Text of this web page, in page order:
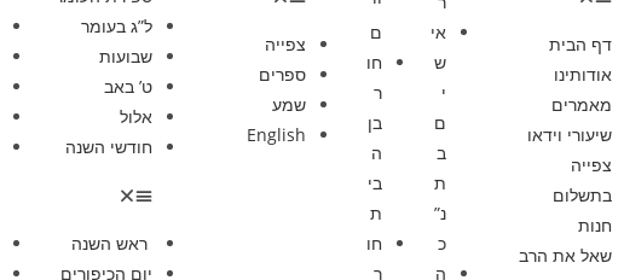
דף הבית
אודותינו
מאמרים
שיעורי וידאו
צפייה
בתשלום
חנות
שאל את הרב
אי
ש
י
ם
ב
ת
נ”
כ
ה
ם
חו
ר
בן
ה
בי
ת
חו
ר
צפייה
ספרים
שמע
English
ל”ג בעומר
שבועות
ט’ באב
אלול
חודשי השנה
ראש השנה
יום הכיפורים